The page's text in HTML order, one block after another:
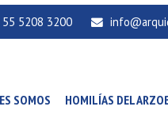
55 5208 3200
SOMOS HOMILÍAS DEL